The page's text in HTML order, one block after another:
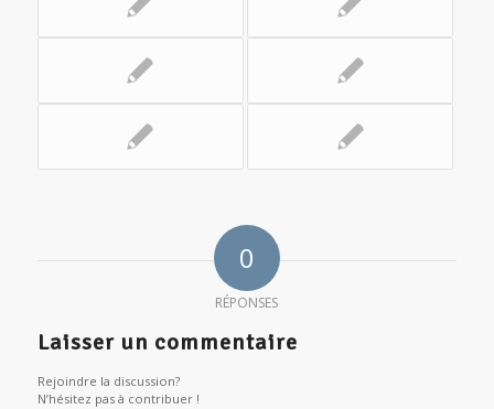
0
RÉPONSES
Laisser un commentaire
Rejoindre la discussion?
N’hésitez pas à contribuer !